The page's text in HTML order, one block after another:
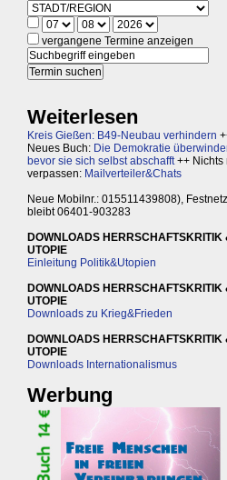
vergangene Termine anzeigen
Weiterlesen
Kreis Gießen: B49-Neubau verhindern
Neues Buch: Die Demokratie
bevor sie sich selbst abschafft++ Nichts
verpassen: Mailverteiler&Chats
Neue Mobilnr.: 015511439808), Festnetz
bleibt 06401-903283
DOWNLOADS HERRSCHAFTSKRITIK
UTOPIE
Einleitung Politik&Utopien
DOWNLOADS HERRSCHAFTSKRITIK
UTOPIE
Downloads zu Krieg&Frieden
DOWNLOADS HERRSCHAFTSKRITIK
UTOPIE
Downloads Internationalismus
Werbung